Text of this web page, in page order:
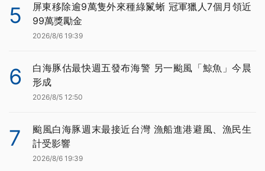
5
屏東移除逾9萬隻外來種綠鬣蜥 冠軍獵人7個月領近
99萬獎勵金
2026/8/6 19:39
6
白海豚估最快週五發布海警 另一颱風「鯨魚」今晨
形成
2026/8/5 12:50
7
颱風白海豚週末最接近台灣 漁船進港避風、漁民生
計受影響
2026/8/6 19:39